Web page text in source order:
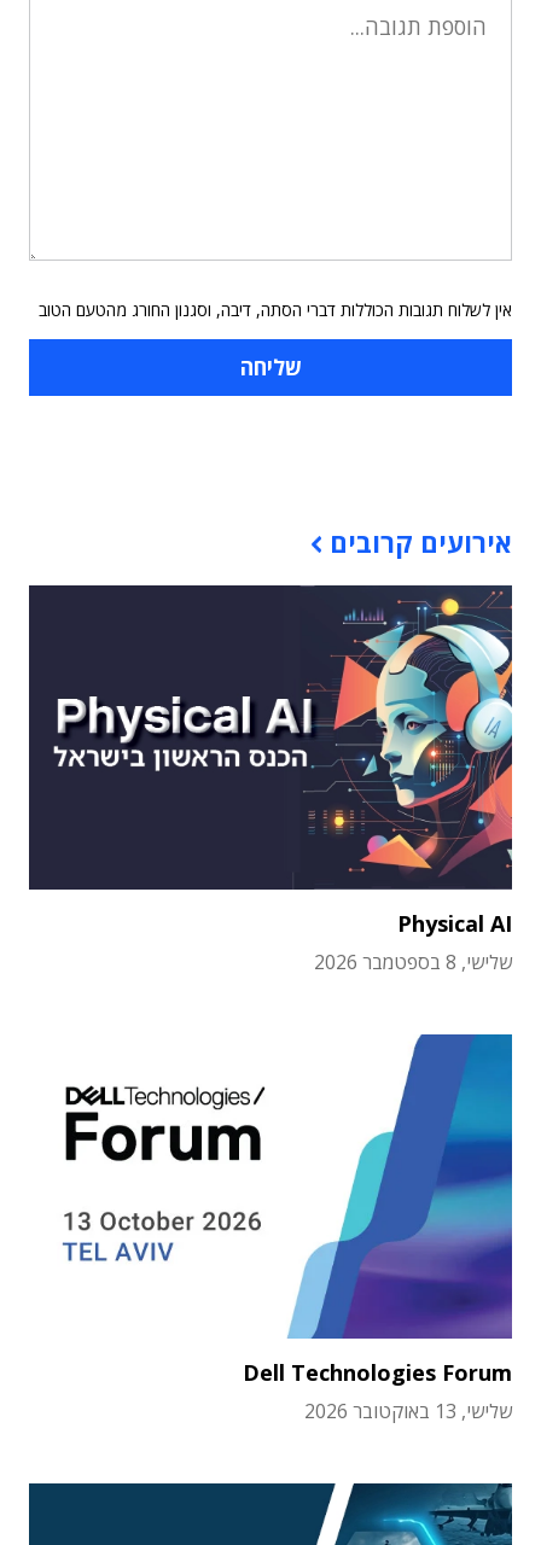
אין לשלוח תגובות הכוללות דברי הסתה, דיבה, וסגנון החורג מהטעם הטוב
אירועים קרובים
Physical AI
שלישי, 8 בספטמבר 2026
Dell Technologies Forum
שלישי, 13 באוקטובר 2026